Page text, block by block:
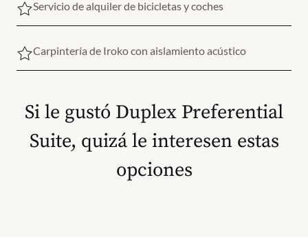
Servicio de alquiler de bicicletas y coches
Carpintería de Iroko con aislamiento acústico
Si le gustó Duplex Preferential
Suite, quizá le interesen estas
opciones